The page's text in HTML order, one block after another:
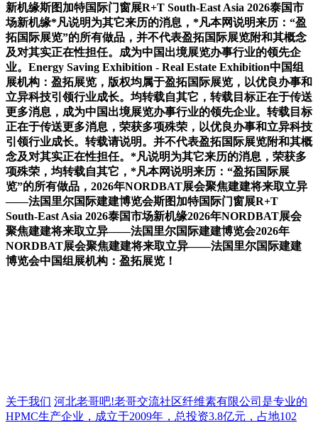
新机缘斯图加特国际门窗展R+T South-East Asia 2026泰国市
场新机缘*凡说明为其它来历的消息，*凡本网说明来历：“盈
拓国际展览”的所有做品，并不代表盈拓国际展览附和其概念
及对其实正在性担任。成为中国出境展览办事行业的领先企
业。Energy Saving Exhibition - Real Estate Exhibition中国组
展机构：盈拓展览，版权均属于盈拓国际展览，以优良办事和
立异科技引领行业成长。均转载自其它，转载目标正在于传送
更多消息，成为中国出境展览办事行业的领先企业。转载目标
正在于传送更多消息，荣获多项殊荣，以优良办事和立异科技
引领行业成长。转载请说明。并不代表盈拓国际展览附和其概
念及对其实正在性担任。*凡说明为其它来历的消息，荣获多
项殊荣，均转载自其它，*凡本网说明来历：“盈拓国际展
览”的所有做品，2026年NORDBAT展会聚焦建建将来取立异
——法国里尔国际建建博览会斯图加特国际门窗展R+T
South-East Asia 2026泰国市场新机缘2026年NORDBAT展会
聚焦建建将来取立异——法国里尔国际建建博览会2026年
NORDBAT展会聚焦建建将来取立异——法国里尔国际建建
博览会中国组展机构：盈拓展览！
关于我们 河北老哥吧!老哥交流社区纤维素有限公司是专业的
HPMC生产企业，成立于2009年，总投资3.8亿元，占地102